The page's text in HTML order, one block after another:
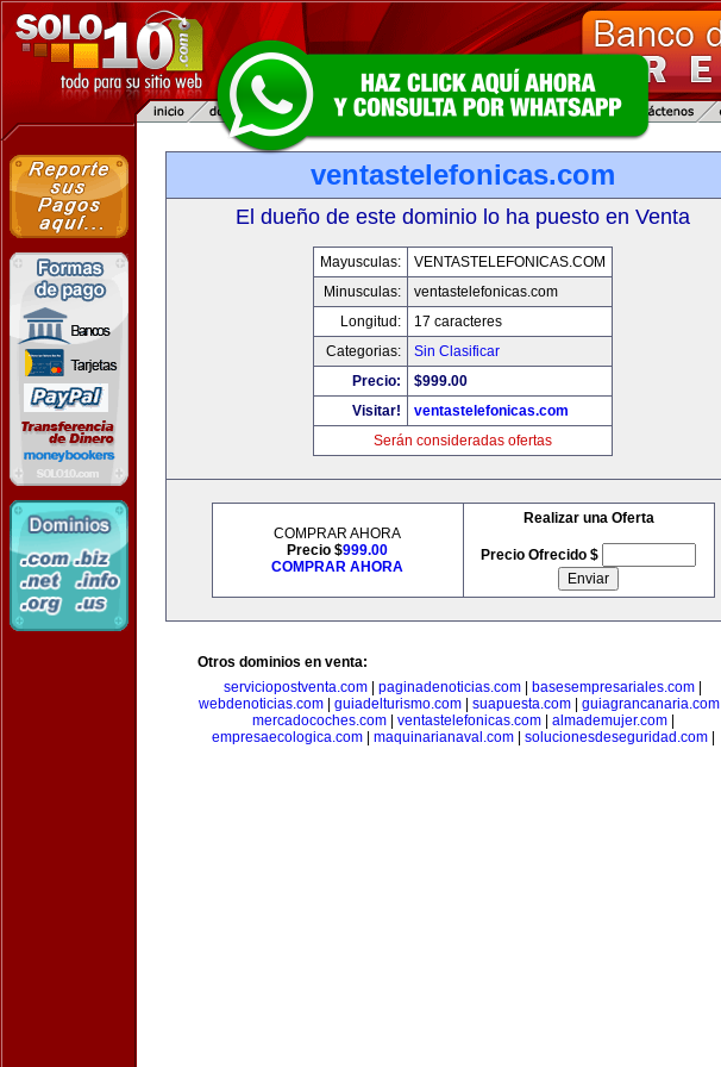
ventastelefonicas.com
El dueño de este dominio lo ha puesto en Venta
Mayusculas:
VENTASTELEFONICAS.COM
Minusculas:
ventastelefonicas.com
Longitud:
17 caracteres
Categorias:
Sin Clasificar
Precio:
$999.00
Visitar!
ventastelefonicas.com
Serán consideradas ofertas
COMPRAR AHORA
Precio $999.00
COMPRAR AHORA
Realizar una Oferta
Precio Ofrecido $
Otros dominios en venta:
serviciopostventa.com
paginadenoticias.com basesempresariales.com
webdenoticias.com
guiadelturismo.com suapuesta.com guiagrancanaria.com
mercadocoches.com| ventastelefonicas.com| almademujer.com|
empresaecologica.com| maquinarianaval.com| solucionesdeseguridad.com|